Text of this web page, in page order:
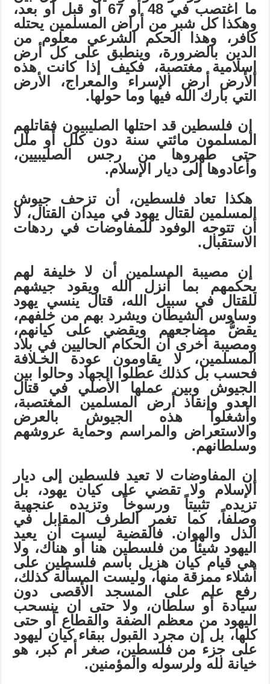
ما اغتصب في 48 أو 67 أو قبل أو بعد،
وهكذا كل شبر من أراض المسلمين يحتله
كافر، وهذا الحكم الشرعي معلوم من
الدين بالضرورة، وينطبق على كل أرض
إسلامية مغتصبة، فكيف إذا كانت هذه
الأرض أرض الإسراء والمعراج، الأرض
التي بارك الله فيها وما حولها.
إن فلسطين قد احتلها الصليبيون فقاتلهم
المسلمون مائتي سنة دون كلل أو ملل
حتى طهروها من رجس الصليبيين،
وأعادوها إلى ديار الإسلام.
هكذا تعاد فلسطين، أن تزحف جيوش
المسلمين لقتال يهود في ميدان القتال، لا
أن تتوجه الوفود للمفاوضات في ردهات
الاستقبال.
إن مصيبة المسلمين أن لا خليفة لهم
يحكمهم بما أنزل الله ويقود جيشهم
للقتال في سبيل الله، قتال ينسي يهود
وساوس الشيطان ويشرد بهم من خلفهم،
يقضُّ مضاجعهم ويقضي على كيانهم،
ومصيبة أخرى أن الحكام الحاليين في بلاد
المسلمين، لا يقاومون عودة الخـلافة
فحسب بل كذلك عطلوا الجهاد وحالوا بين
الجيوش وبين عملها الأصلي في قتال
العدو وإنقاذ أرض المسلمين
المغتصبة،
وأشغلوا
هذه الجيوش
بالعرض
والاستعراض والمراسم وحماية عروشهم
وسلطانهم.
إن المفاوضات لا تعيد فلسطين إلى ديار
الإسلام ولا تقضي على كيان يهود، بل
تزيده تثبيتاً ورسوخاً وتزيده عنجهية
وصلفاً، كما تغمر الطرف المقابل في
الذل والهوان. فالقضية ليست أن يعيد
اليهود شيئاً من فلسطين هنا أو هناك، ولا
هي قيام كيان هزيل باسم فلسطين على
أشلاء ممزقة منها، وليست المسألة كذلك،
رفع علم على المسجد الأقصى دون
سيادة أو سلطان، ولا حتى ان ينسحب
اليهود من معظم الضفة والقطاع أو حتى
كلها، بل إن مجرد القبول ببقاء كيان ليهود
على جزء من فلسطين، صغر أم كبر، هو
خيانة لله ولرسوله والمؤمنين.